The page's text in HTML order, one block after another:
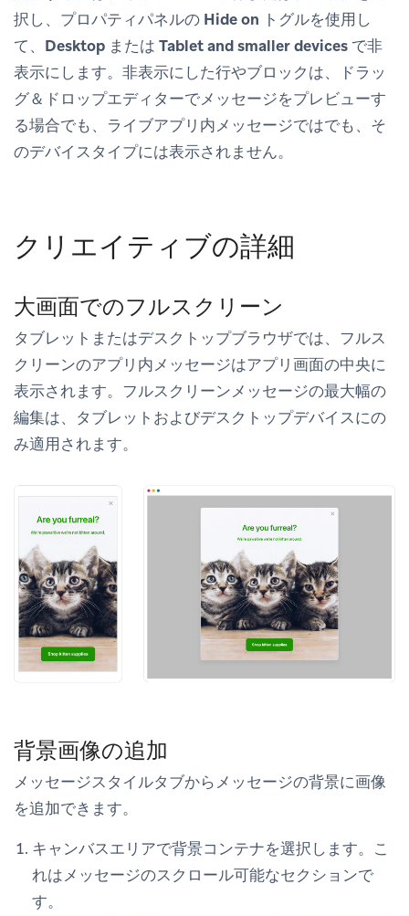
択し、プロパティパネルの Hide on トグルを使用し
て、 Desktop または Tablet and smaller devices で非
表示にします。非表示にした行やブロックは、ドラッ
グ＆ドロップエディターでメッセージをプレビューす
る場合でも、ライブアプリ内メッセージではでも、そ
のデバイスタイプには表示されません。
クリエイティブの詳細
大画面でのフルスクリーン
タブレットまたはデスクトップブラウザでは、フルス
クリーンのアプリ内メッセージはアプリ画面の中央に
表示されます。フルスクリーンメッセージの最大幅の
編集は、タブレットおよびデスクトップデバイスにの
み適用されます。
背景画像の追加
メッセージスタイルタブからメッセージの背景に画像
を追加できます。
キャンバスエリアで背景コンテナを選択します。こ
れはメッセージのスクロール可能なセクションで
す。